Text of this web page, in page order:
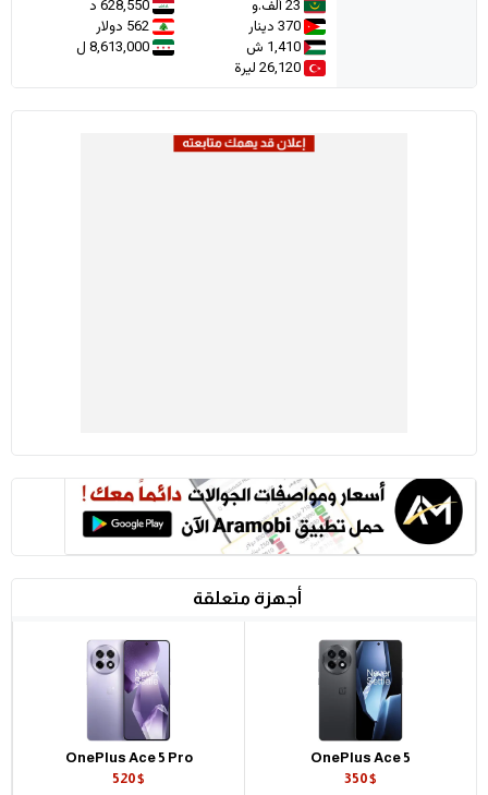
23 ألف.و
628,550 د
370 دينار
562 دولار
1,410 ش
8,613,000 ل
26,120 ليرة
أجهزة متعلقة
OnePlus Ace 5
350$
OnePlus Ace 5 Pro
520$